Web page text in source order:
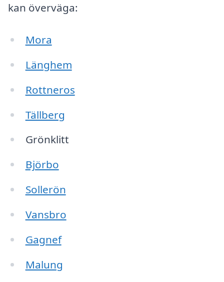
kan överväga:
Mora
Länghem
Rottneros
Tällberg
Grönklitt
Björbo
Sollerön
Vansbro
Gagnef
Malung